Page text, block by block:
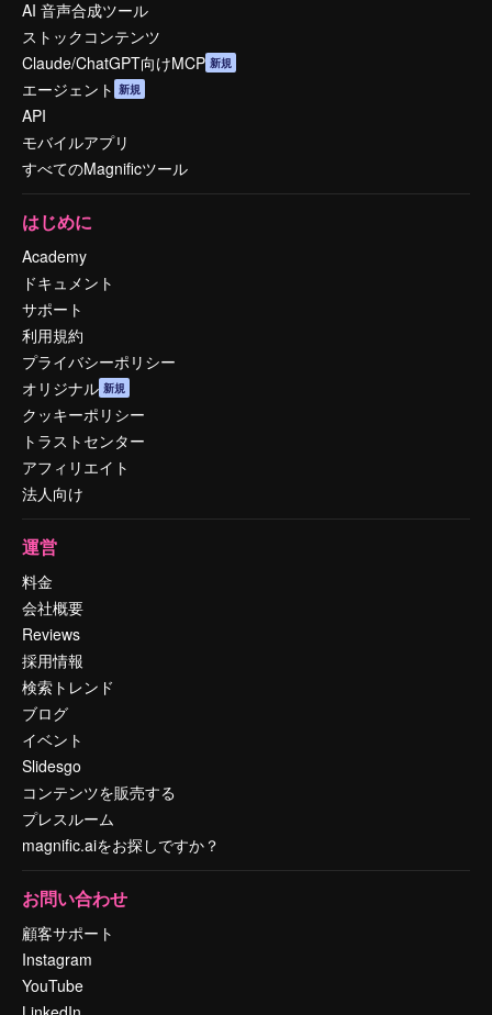
AI 音声合成ツール
ストックコンテンツ
Claude/ChatGPT向けMCP 新規
エージェント 新規
API
モバイルアプリ
すべてのMagnificツール
はじめに
Academy
ドキュメント
サポート
利用規約
プライバシーポリシー
オリジナル 新規
クッキーポリシー
トラストセンター
アフィリエイト
法人向け
運営
料金
会社概要
Reviews
採用情報
検索トレンド
ブログ
イベント
Slidesgo
コンテンツを販売する
プレスルーム
magnific.aiをお探しですか？
お問い合わせ
顧客サポート
Instagram
YouTube